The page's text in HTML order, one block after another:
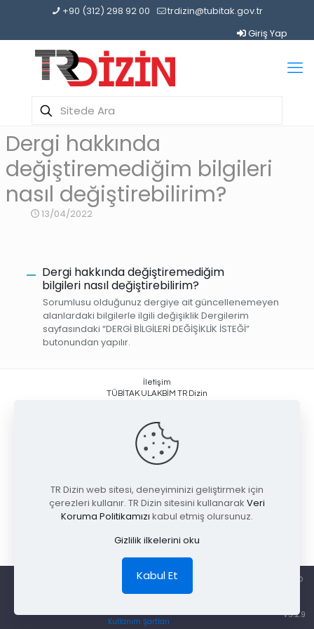
+90 (312) 298 92 00
trdizin@tubitak.gov.tr
Giriş Yap
Dergi hakkında
değiştiremediğim bilgileri
nasıl değiştirebilirim?
13/04/2022
A
Dergi hakkında değiştiremediğim
bilgileri nasıl değiştirebilirim?
Sorumlusu olduğunuz dergiye ait güncellenemeyen
alanlardaki bilgilerle ilgili değişiklik Dergilerim
sayfasındaki “DERGİ BİLGİLERİ DEĞİŞİKLİK İSTEĞİ”
butonundan yapılır.
İletişim
TÜBİTAK ULAKBİM TR Dizin
06530 Çankaya / ANKARA +90 (312) 298 92 00
trdizin@tubitak.gov.tr
TÜBİTAK ULAKBİM Ulusal Akademik Ağ ve Bilgi Merkezi Cahit Arf Bilgi Merkezi ©
2026 Tüm Hakları Saklıdır.
V5.2.9
Kullanım Şartları
TR Dizin web sitesi, deneyiminizi geliştirmek için
çerezleri kullanır. TR Dizin sitesini kullanarak Veri
Koruma Politikamızı kabul etmiş olursunuz.
Gizlilik ilkelerini oku
Kabul Et